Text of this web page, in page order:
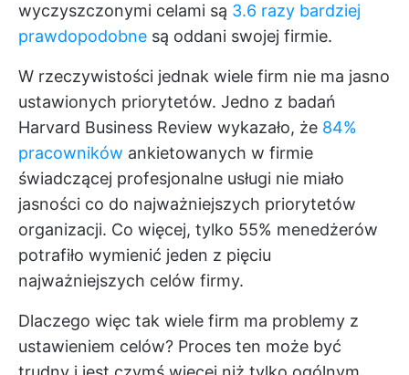
wyczyszczonymi celami są 3.6 razy bardziej
prawdopodobne są oddani swojej firmie.
W rzeczywistości jednak wiele firm nie ma jasno
ustawionych priorytetów. Jedno z badań
Harvard Business Review wykazało, że 84%
pracowników ankietowanych w firmie
świadczącej profesjonalne usługi nie miało
jasności co do najważniejszych priorytetów
organizacji. Co więcej, tylko 55% menedżerów
potrafiło wymienić jeden z pięciu
najważniejszych celów firmy.
Dlaczego więc tak wiele firm ma problemy z
ustawieniem celów? Proces ten może być